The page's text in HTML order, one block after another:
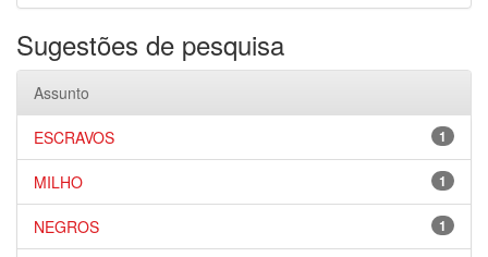
Sugestões de pesquisa
Assunto
1
ESCRAVOS
1
MILHO
1
NEGROS